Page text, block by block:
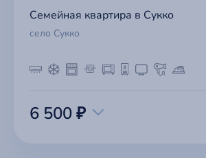
Семейная квартира в Сукко
село Сукко
6 500 ₽